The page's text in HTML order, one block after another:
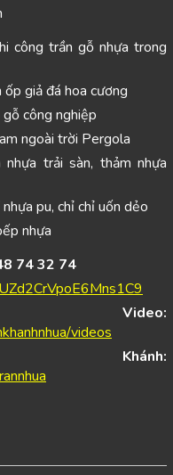
công trần gỗ nhựa trong
giả đá hoa cương
công nghiệp
ngoài trời Pergola
trải sàn, thảm nhựa
pu, chỉ chỉ uốn dẻo
nhựa
74 32 74
videos
Khánh: